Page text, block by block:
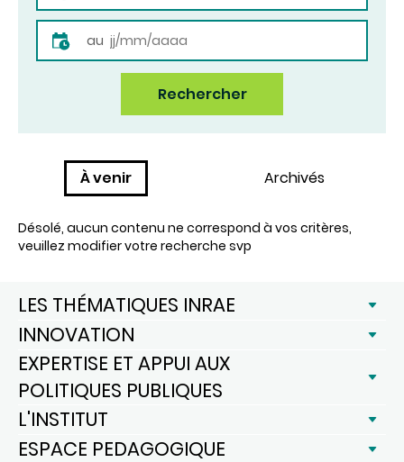
au
Rechercher
À venir Archivés
Désolé, aucun contenu ne correspond à vos critères,
veuillez modifier votre recherche svp
LES THÉMATIQUES INRAE
INNOVATION
EXPERTISE ET APPUI AUX
POLITIQUES PUBLIQUES
L'INSTITUT
ESPACE PEDAGOGIQUE